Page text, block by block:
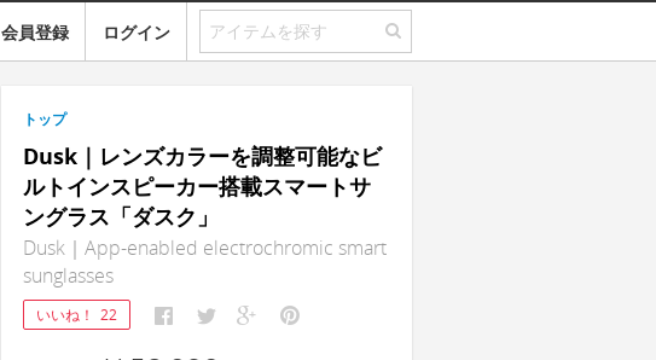
会員登録 ログイン
トップ
Dusk｜レンズカラーを調整可能なビ
ルトインスピーカー搭載スマートサ
ングラス「ダスク」
Dusk｜App-enabled electrochromic smart
sunglasses
いいね！ 22